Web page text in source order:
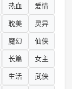
热血 爱情
耽美 灵异
魔幻 仙侠
长篇 女主
生活 武侠